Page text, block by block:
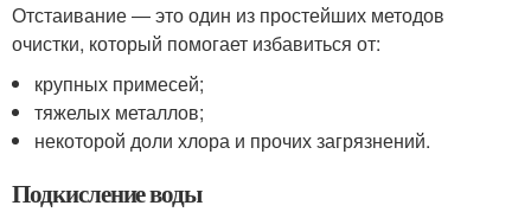
Отстаивание ― это один из простейших методов
очистки, который помогает избавиться от:
крупных примесей;
тяжелых металлов;
некоторой доли хлора и прочих загрязнений.
Подкисление воды